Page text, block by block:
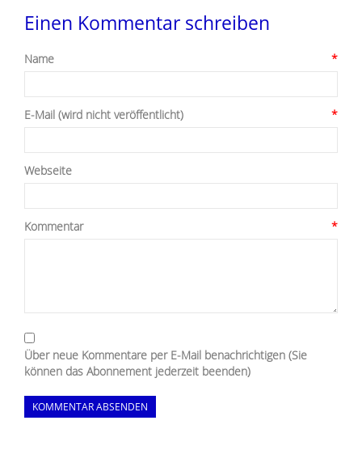
Einen Kommentar schreiben
Name *
E-Mail (wird nicht veröffentlicht) *
Webseite
Kommentar *
Über neue Kommentare per E-Mail benachrichtigen (Sie
können das Abonnement jederzeit beenden)
KOMMENTAR ABSENDEN